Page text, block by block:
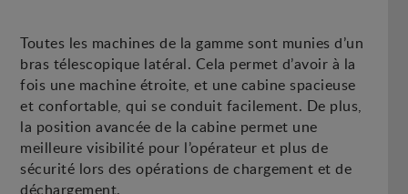
Toutes les machines de la gamme sont munies d’un
bras télescopique latéral. Cela permet d’avoir à la
fois une machine étroite, et une cabine spacieuse
et confortable, qui se conduit facilement. De plus,
la position avancée de la cabine permet une
meilleure visibilité pour l’opérateur et plus de
sécurité lors des opérations de chargement et de
déchargement.